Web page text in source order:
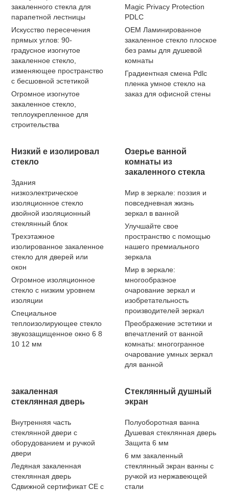
закаленного стекла для
парапетной лестницы
Искусство пересечения
прямых углов: 90-
градусное изогнутое
закаленное стекло,
изменяющее пространство
с бесшовной эстетикой
Огромное изогнутое
закаленное стекло,
теплоукрепленное для
строительства
Magic Privacy Protection
PDLC
OEM Ламинированное
закаленное стекло плоское
без рамы для душевой
комнаты
Градиентная смена Pdlc
пленка умное стекло на
заказ для офисной стены
Низкий e изолировал
стекло
Здания
низкоэлектрическое
изоляционное стекло
двойной изоляционный
стеклянный блок
Трехэтажное
изолированное закаленное
стекло для дверей или
окон
Огромное изоляционное
стекло с низким уровнем
изоляции
Специальное
теплоизолирующее стекло
звукозащищенное окно 6 8
10 12 мм
Озерье ванной
комнаты из
закаленного стекла
Мир в зеркале: поэзия и
повседневная жизнь
зеркал в ванной
Улучшайте свое
пространство с помощью
нашего премиального
зеркала
Мир в зеркале:
многообразное
очарование зеркал и
изобретательность
производителей зеркал
Преображение эстетики и
впечатлений от ванной
комнаты: многогранное
очарование умных зеркал
для ванной
закаленная
стеклянная дверь
Внутренняя часть
стеклянной двери с
оборудованием и ручкой
двери
Ледяная закаленная
стеклянная дверь
Сдвижной сертификат CE с
Стеклянный душный
экран
Полуоборотная ванна
Душевая стеклянная дверь
Защита 6 мм
6 мм закаленный
стеклянный экран ванны с
ручкой из нержавеющей
стали